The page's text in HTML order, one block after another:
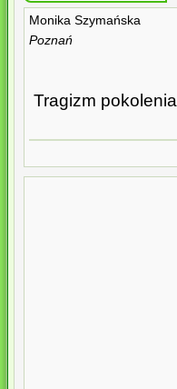
Monika Szymańska
Poznań
Tragizm